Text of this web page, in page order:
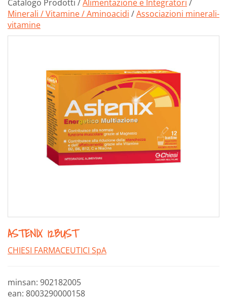
Catalogo Prodotti /Alimentazione e Integratori /
Minerali / Vitamine / Aminoacidi /Associazioni minerali-
vitamine
ASTENIX 12BUST
CHIESI FARMACEUTICI SpA
minsan: 902182005
ean: 8003290000158